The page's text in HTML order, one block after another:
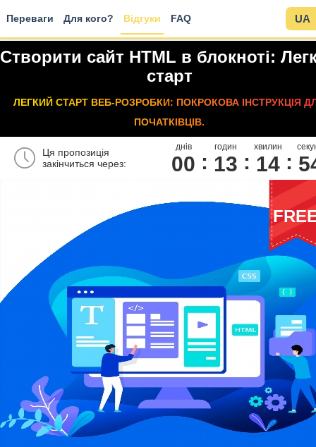
Переваги Для кого? Відгуки FAQ UA
Створити сайт HTML в блокноті:
старт
ЛЕГКИЙ СТАРТ ВЕБ-РОЗРОБКИ: ПОКРОКОВА ІНСТРУКЦІЯ
ПОЧАТКІВЦІВ.
Ця пропозиція
закінчиться через:
днів
00
годин
13
хвилин
14 5